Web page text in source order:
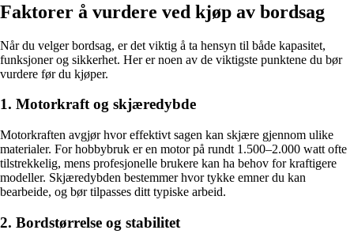
Faktorer å vurdere ved kjøp av bordsag
Når du velger bordsag, er det viktig å ta hensyn til både kapasitet,
funksjoner og sikkerhet. Her er noen av de viktigste punktene du bør
vurdere før du kjøper.
1. Motorkraft og skjæredybde
Motorkraften avgjør hvor effektivt sagen kan skjære gjennom ulike
materialer. For hobbybruk er en motor på rundt 1.500–2.000 watt ofte
tilstrekkelig, mens profesjonelle brukere kan ha behov for kraftigere
modeller. Skjæredybden bestemmer hvor tykke emner du kan
bearbeide, og bør tilpasses ditt typiske arbeid.
2. Bordstørrelse og stabilitet